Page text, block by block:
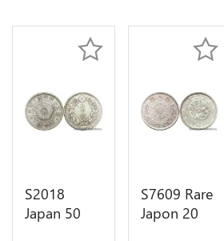
S2018
Japan 50
S7609 Rare
Japon 20